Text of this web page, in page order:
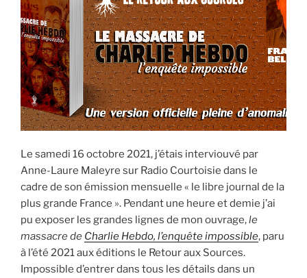
quai
des
Orfèvres »
Le samedi 16 octobre 2021, j’étais interviouvé par
Anne-Laure Maleyre sur Radio Courtoisie dans le
cadre de son émission mensuelle « le libre journal de la
plus grande France ». Pendant une heure et demie j’ai
pu exposer les grandes lignes de mon ouvrage,le
massacre de Charlie Hebdo, l’enquête impossible, paru
à l’été 2021 aux éditions le Retour aux Sources.
Impossible d’entrer dans tous les détails dans un